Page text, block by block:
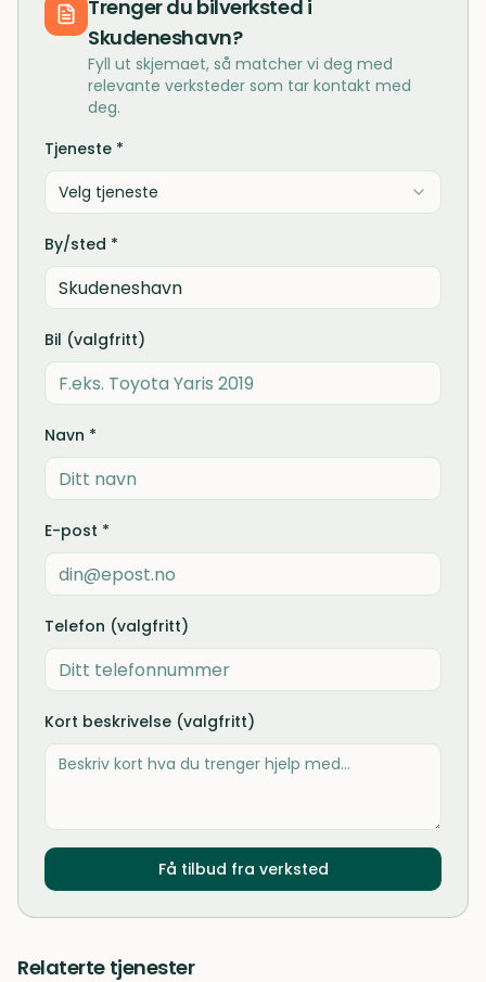
Trenger du bilverksted i
Skudeneshavn?
Fyll ut skjemaet, så matcher vi deg med
relevante verksteder som tar kontakt med
deg.
Tjeneste *
Velg tjeneste
By/sted *
Bil (valgfritt)
Navn *
E-post *
Telefon (valgfritt)
Kort beskrivelse (valgfritt)
Få tilbud fra verksted
Relaterte tjenester